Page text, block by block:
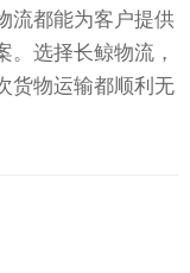
流都能为客户提供
。选择长鲸物流，
货物运输都顺利无